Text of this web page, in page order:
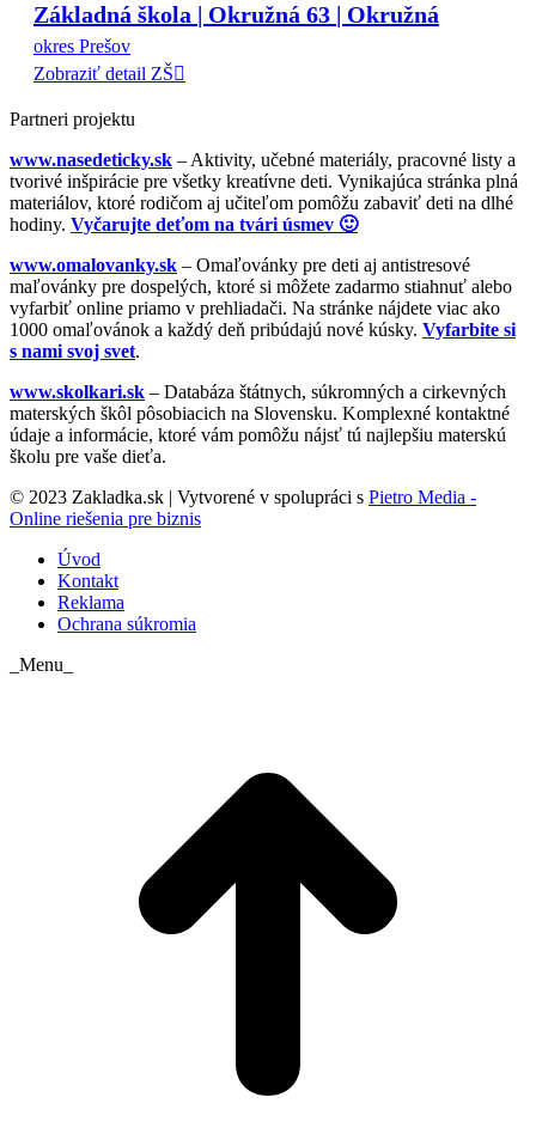
Základná škola | Okružná 63 | Okružná
okres Prešov
Zobraziť detail ZŠ
Partneri projektu
www.nasedeticky.sk – Aktivity, učebné materiály, pracovné listy a
tvorivé inšpirácie pre všetky kreatívne deti. Vynikajúca stránka plná
materiálov, ktoré rodičom aj učiteľom pomôžu zabaviť deti na dlhé
hodiny. Vyčarujte deťom na tvári úsmev 🙂
www.omalovanky.sk – Omaľovánky pre deti aj antistresové
maľovánky pre dospelých, ktoré si môžete zadarmo stiahnuť alebo
vyfarbiť online priamo v prehliadači. Na stránke nájdete viac ako
1000 omaľovánok a každý deň pribúdajú nové kúsky. Vyfarbite si
s nami svoj svet.
www.skolkari.sk – Databáza štátnych, súkromných a cirkevných
materských škôl pôsobiacich na Slovensku. Komplexné kontaktné
údaje a informácie, ktoré vám pomôžu nájsť tú najlepšiu materskú
školu pre vaše dieťa.
© 2023 Zakladka.sk | Vytvorené v spolupráci s Pietro Media -
Online riešenia pre biznis
Úvod
Kontakt
Reklama
Ochrana súkromia
_Menu_